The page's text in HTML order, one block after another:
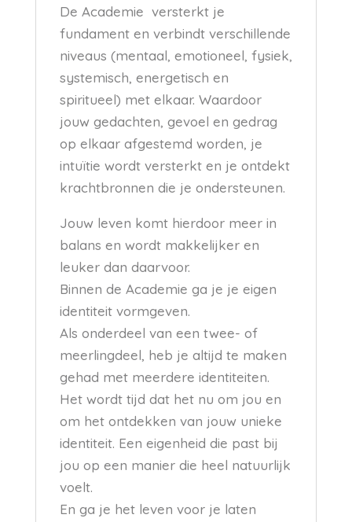
De Academie versterkt je
fundament en verbindt verschillende
niveaus (mentaal, emotioneel, fysiek,
systemisch, energetisch en
spiritueel) met elkaar. Waardoor
jouw gedachten, gevoel en gedrag
op elkaar afgestemd worden, je
intuïtie wordt versterkt en je ontdekt
krachtbronnen die je ondersteunen.
Jouw leven komt hierdoor meer in
balans en wordt makkelijker en
leuker dan daarvoor.
Binnen de Academie ga je je eigen
identiteit vormgeven.
Als onderdeel van een twee- of
meerlingdeel, heb je altijd te maken
gehad met meerdere identiteiten.
Het wordt tijd dat het nu om jou en
om het ontdekken van jouw unieke
identiteit. Een eigenheid die past bij
jou op een manier die heel natuurlijk
voelt.
En ga je het leven voor je laten